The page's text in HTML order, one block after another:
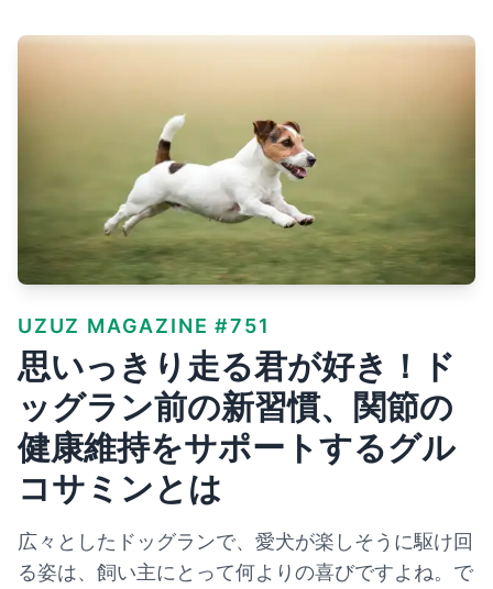
UZUZ MAGAZINE #751
思いっきり走る君が好き！ド
ッグラン前の新習慣、関節の
健康維持をサポートするグル
コサミンとは
広々としたドッグランで、愛犬が楽しそうに駆け回
る姿は、飼い主にとって何よりの喜びですよね。で